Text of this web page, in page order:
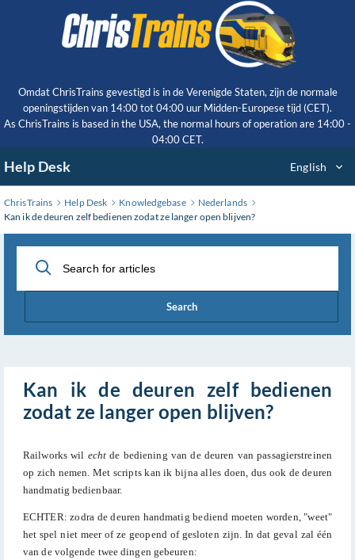
Omdat ChrisTrains gevestigd is in de Verenigde Staten, zijn de normale
openingstijden van 14:00 tot 04:00 uur Midden-Europese tijd (CET).
As ChrisTrains is based in the USA, the normal hours of operation are 14:00 -
04:00 CET.
Help Desk English
ChrisTrains Help Desk Knowledgebase
Nederlands
Kan ik de deuren zelf bedienen zodat ze langer open blijven?
Search
Kan ik de deuren zelf bedienen
zodat ze langer open blijven?
Railworks wil echt de bediening van de deuren van passagierstreinen
op zich nemen. Met scripts kan ik bijna alles doen, dus ook de deuren
handmatig bedienbaar.
ECHTER: zodra de deuren handmatig bediend moeten worden, "weet"
het spel niet meer of ze geopend of gesloten zijn. In dat geval zal één
van de volgende twee dingen gebeuren: